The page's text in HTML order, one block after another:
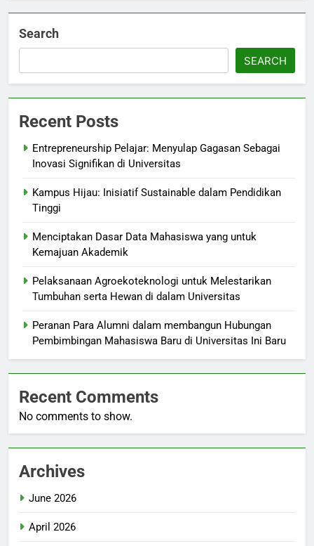
Search
SEARCH
Recent Posts
Entrepreneurship Pelajar: Menyulap Gagasan Sebagai
Inovasi Signifikan di Universitas
Kampus Hijau: Inisiatif Sustainable dalam Pendidikan
Tinggi
Menciptakan Dasar Data Mahasiswa yang untuk
Kemajuan Akademik
Pelaksanaan Agroekoteknologi untuk Melestarikan
Tumbuhan serta Hewan di dalam Universitas
Peranan Para Alumni dalam membangun Hubungan
Pembimbingan Mahasiswa Baru di Universitas Ini Baru
Recent Comments
No comments to show.
Archives
June 2026
April 2026